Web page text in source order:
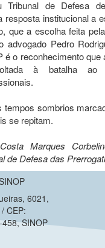
de Defesa
resposta institucional a
que a escolha feita
advogado Pedro
é o reconhecimento que
à batalha ao
tempos sombrios
se repitam.
Marques
de Defesa das
6021,
CEP:
SINOP